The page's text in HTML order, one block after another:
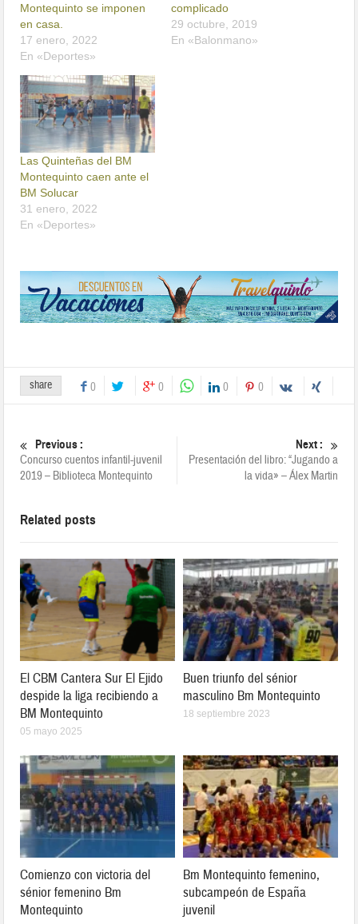
Montequinto se imponen
en casa.
17 enero, 2022
En «Deportes»
complicado
29 octubre, 2019
En «Balonmano»
Las Quinteñas del BM
Montequinto caen ante el
BM Solucar
31 enero, 2022
En «Deportes»
share 0 0 0 0
Previous :
Concurso cuentos infantil-juvenil
2019 – Biblioteca Montequinto
Next :
Presentación del libro: “Jugando a
la vida» – Álex Martin
Related posts
El CBM Cantera Sur El Ejido
despide la liga recibiendo a
BM Montequinto
05 mayo 2025
Buen triunfo del sénior
masculino Bm Montequinto
18 septiembre 2023
Comienzo con victoria del
sénior femenino Bm
Montequinto
Bm Montequinto femenino,
subcampeón de España
juvenil